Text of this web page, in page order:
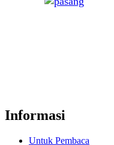
Informasi
Untuk Pembaca